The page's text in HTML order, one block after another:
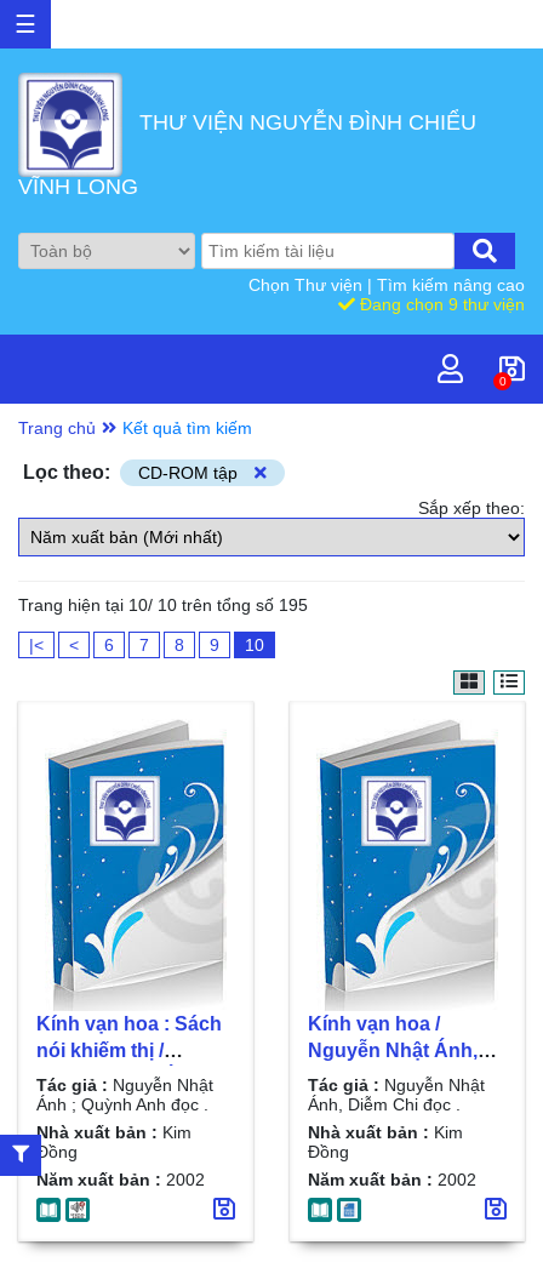
☰
THƯ VIỆN NGUYỄN ĐÌNH CHIỂU
VĨNH LONG
Chọn Thư viện | Tìm kiếm nâng cao
Đang chọn 9 thư viện
0
Trang chủ Kết quả tìm kiếm
Lọc theo:
CD-ROM tập
Sắp xếp theo:
Trang hiện tại 10/ 10 trên tổng số 195
|< < 6 7 8 9 10
Kính vạn hoa : Sách
nói khiếm thị /
Nguyễn Nhật Ánh ;
Quỳnh Anh đọc . D.5
, Xin lỗi mày, tai to
Tác giả : Nguyễn Nhật
Ánh ; Quỳnh Anh đọc .
Nhà xuất bản : Kim
Đồng
Năm xuất bản : 2002
Kính vạn hoa /
Nguyễn Nhật Ánh,
Diễm Chi đọc . Đ. 4 ,
Ông thầy nóng tính
Tác giả : Nguyễn Nhật
Ánh, Diễm Chi đọc .
Nhà xuất bản : Kim
Đồng
Năm xuất bản : 2002